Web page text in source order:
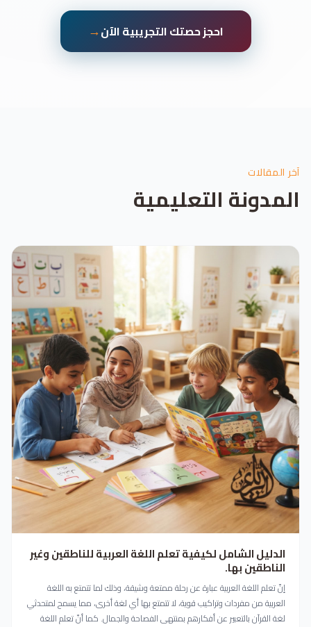
احجز حصتك التجريبية الآن→
آخر المقالات
المدونة التعليمية
الدليل الشامل لكيفية تعلم اللغة العربية للناطقين وغير
الناطقين بها.
إنّ تعلم اللغة العربية عبارة عن رحلة ممتعة وشيقة، وذلك لما تتمتع به اللغة
العربية من مفردات وتراكيب قوية، لا تتمتع بها أي لغة أخرى، مما يسمح لمتحدثي
لغة القرآن بالتعبير عن أفكارهم بمنتهى الفصاحة والجمال. كما أنّ تعلم اللغة